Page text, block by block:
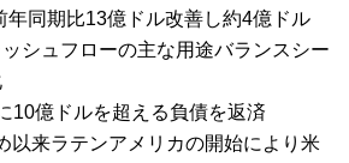
年同期比13億ドル改善し約4億ドル
シュフローの主な用途バランスシー
10億ドルを超える負債を返済
以来ラテンアメリカの開始により米